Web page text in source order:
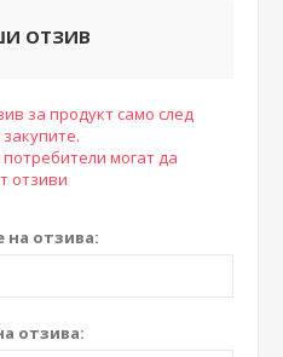
ОТЗИВ
за продукт само след
закупите.
могат да
отзиви
на отзива:
отзива: